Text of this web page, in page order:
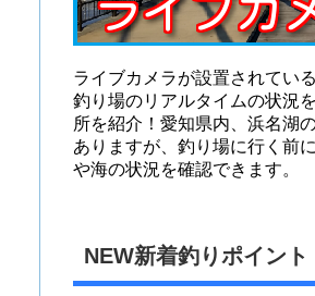
ライブカメラが設置されている
釣り場のリアルタイムの状況
所を紹介！愛知県内、浜名湖
ありますが、釣り場に行く前
や海の状況を確認できます。
NEW新着釣りポイント